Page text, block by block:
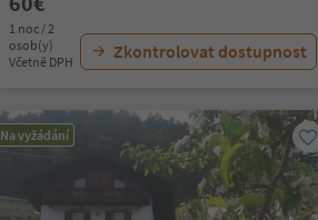
1 noc / 2
osob(y)
Včetně DPH
Zkontrolovat dostupnost
Na vyžádání